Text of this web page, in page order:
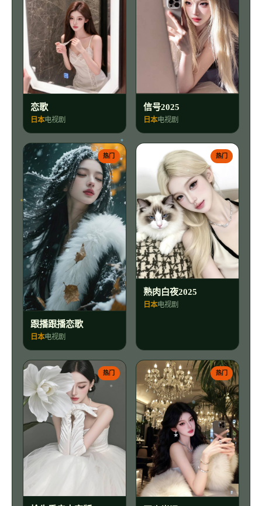
恋歌
日本电视剧
信号2025
日本电视剧
热门
跟播跟播恋歌
日本电视剧
热门
熟肉白夜2025
日本电视剧
热门 热门